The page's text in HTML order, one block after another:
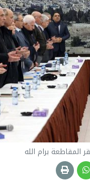
المقاطعة برام الله